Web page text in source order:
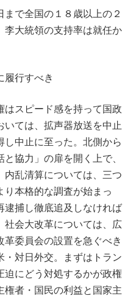
で全国の１８歳以上の２
李大統領の支持率は就任か
履行すべき
はスピード感を持って国政
いては、拡声器放送を中止
し中止に至った。北側から
協力」の扉を開く上で、
内乱清算については、三つ
り本格的な調査が始まっ
逮捕し徹底追及しなければ
社会大改革については、広
委員会の設置を急ぐべき
・対日外交。まずはトラン
迫にどう対処するかが政権
権者・国民の利益と国家主